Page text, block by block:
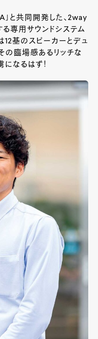
」と共同開発した、2way
る専用サウンドシステム
12基のスピーカーとデュ
の臨場感あるリッチな
になるはず！